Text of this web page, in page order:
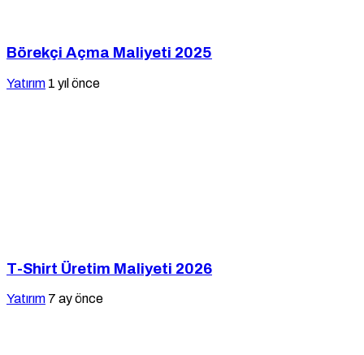
Börekçi Açma Maliyeti 2025
Yatırım 1 yıl önce
T-Shirt Üretim Maliyeti 2026
Yatırım 7 ay önce